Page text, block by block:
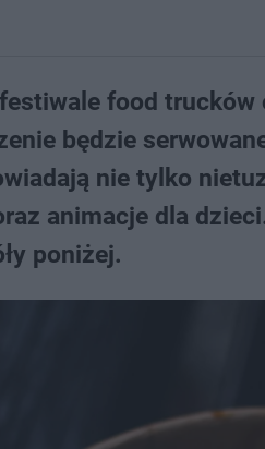
food trucków
będzie
nie tylko
animacje dla
poniżej.